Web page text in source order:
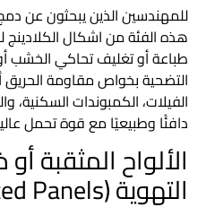
للمهندسين الذين يبحثون عن دمج
هذه الفئة مناشكال الكلادينج
طباعة أو تغليف تحاكي الخشب
التضحية بخواص مقاومة الحريق
الفيلات، الكمبوندات السكنية،
دافئًا وطبيعيًا مع قوة تحمل
الألواح المثقبة
التهوية (Perforated Panels)